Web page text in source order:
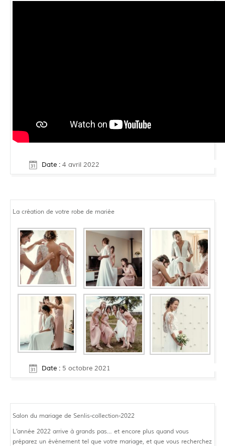
Date : 4 avril 2022
La création de votre robe de mariée
Date : 5 octobre 2021
Salon du mariage de Senlis-collection-2022
L’année 2022 arrive à grands pas… et encore plus quand vous
préparez un événement tel que votre mariage, et que vous recherchez